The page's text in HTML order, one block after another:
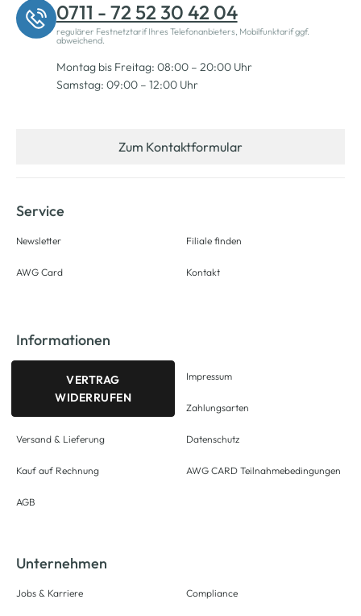
0711 - 72 52 30 42 04
regulärer Festnetztarif Ihres Telefonanbieters, Mobilfunktarif ggf.
abweichend.
Montag bis Freitag: 08:00 – 20:00 Uhr
Samstag: 09:00 – 12:00 Uhr
Zum Kontaktformular
Service
Newsletter
AWG Card
Filiale finden
Kontakt
Informationen
VERTRAG
WIDERRUFEN
Versand & Lieferung
Kauf auf Rechnung
AGB
Impressum
Zahlungsarten
Datenschutz
AWG CARD Teilnahmebedingungen
Unternehmen
Jobs & Karriere Compliance